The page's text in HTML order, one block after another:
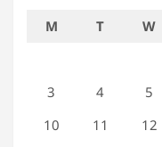
M
T W
3
4 5
10
11 12